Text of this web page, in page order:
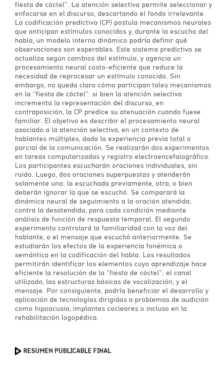
fiesta de cóctel”. La atención selectiva permite seleccionar y
enfocarse en el discurso, descartando el fondo irrelevante.
La codificación predictiva (CP) postula mecanismos neurales
que anticipan estímulos conocidos y, durante la escucha del
habla, un modelo interno dinámico podría definir qué
observaciones son esperables. Este sistema predictivo se
actualiza según cambios del estímulo, y agencia un
procesamiento neural costo-eficiente que reduce la
necesidad de reprocesar un estímulo conocido. Sin
embargo, no queda claro cómo participan tales mecanismos
en la “fiesta de cóctel”: si bien la atención selectiva
incrementa la representación del discurso, en
contraposición, la CP predice su atenuación cuando fuese
familiar. El objetivo es describir el procesamiento neural
asociado a la atención selectiva, en un contexto de
hablantes múltiples, dada la experiencia previa total o
parcial de la comunicación. Se realizarán dos experimentos
en tareas computarizadas y registro electroencefalográfico.
Los participantes escucharán oraciones individuales, sin
ruido. Luego, dos oraciones superpuestas y atenderán
solamente una: la escuchada previamente, otra, o bien
deberán ignorar la que se escuchó. Se comparará la
dinámica neural de seguimiento a la oración atendida,
contra la desatendida, para cada condición mediante
análisis de función de respuesta temporal. El segundo
experimento controlará la familiaridad con la voz del
hablante, o el mensaje que escuchó anteriormente. Se
estudiarán los efectos de la experiencia fonémica o
semántica en la codificación del habla. Los resultados
permitirán identificar los elementos cuyo aprendizaje hace
eficiente la resolución de la “fiesta de cóctel”: el canal
utilizado, las estructuras básicas de vocalización, y el
mensaje. Por consiguiente, podría beneficiar el desarrollo y
aplicación de tecnologías dirigidas a problemas de audición
como hipoacusia, implantes cocleares o incluso en la
rehabilitación logopédica.
RESUMEN PUBLICABLE FINAL